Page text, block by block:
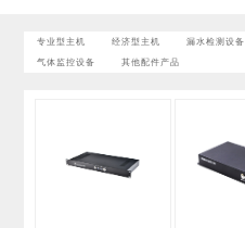
专业型主机 经济型主机 漏水检测设备
气体监控设备 其他配件产品